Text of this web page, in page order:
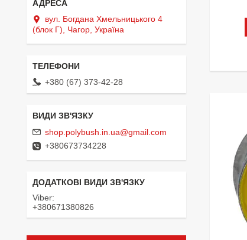
вул. Богдана Хмельницького 4
(блок Г), Чагор, Україна
+380 (67) 373-42-28
shop.polybush.in.ua@gmail.com
+380673734228
Viber
+380671380826